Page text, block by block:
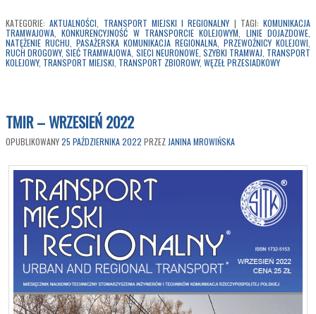
KATEGORIE: AKTUALNOŚCI TRANSPORT MIEJSKI I REGIONALNY | TAGI: KOMUNIKACJA
TRAMWAJOWA ,KONKURENCYJNOŚĆ W TRANSPORCIE KOLEJOWYM LINIE DOJAZDOWE
NATĘŻENIE RUCHU PASAŻERSKA KOMUNIKACJA REGIONALNA PRZEWOŹNICY KOLEJOWI
RUCH DROGOWY,SIEĆ TRAMWAJOWA SIECI NEURONOWE, SZYBKI TRAMWAJ TRANSPORT
KOLEJOWY, TRANSPORT MIEJSKI TRANSPORT ZBIOROWY, WĘZEŁ PRZESIADKOWY
TMIR – WRZESIEŃ 2022
OPUBLIKOWANY25 PAŹDZIERNIKA 2022 PRZEZ JANINA MROWIŃSKA